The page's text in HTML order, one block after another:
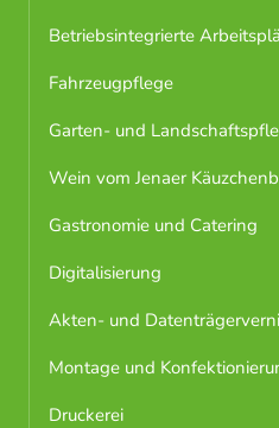
Betriebsintegrierte
Fahrzeugpflege
Garten- und
Wein vom Jenaer
Gastronomie und Catering
Digitalisierung
Akten- und
Montage und
Druckerei